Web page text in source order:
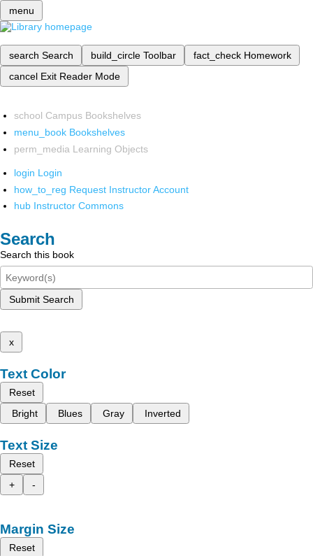
menu
search Search build_circle Toolbar fact_check Homework
cancel Exit Reader Mode
school Campus Bookshelves
menu_book Bookshelves
perm_media Learning Objects
login Login
how_to_reg Request Instructor Account
hub Instructor Commons
Search
Search this book
Submit Search
x
Text Color
Reset
Bright
Blues Gray Inverted
Text Size
Reset
+
-
Margin Size
Reset